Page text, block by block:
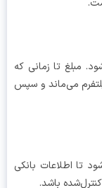
تا زمانی که
می‌ماند و سپس
بانکی
باشد.